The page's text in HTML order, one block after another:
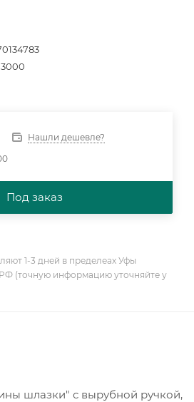
3000
Нашли дешевле?
Под заказ
1-3 дней в пределеах Уфы
(точную информацию уточняйте у
шлазки" с вырубной ручкой,